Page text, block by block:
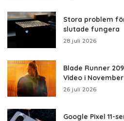
Stora problem
slutade fungera
28 juli 2026
Blade Runner
Video i November
26 juli 2026
Google Pixel 11-